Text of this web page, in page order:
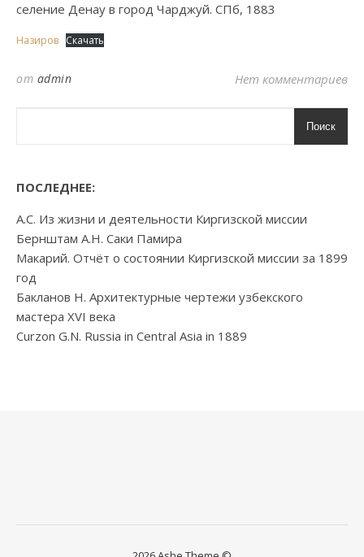
селение Денау в город Чарджуй. СПб, 1883
Назиров Скачать
от admin Нет комментариев
Поиск
ПОСЛЕДНЕЕ:
А.С. Из жизни и деятельности Киргизской миссии
Бернштам А.Н. Саки Памира
Макарий. Отчёт о состоянии Киргизской миссии за 1899
год
Бакланов Н. Архитектурные чертежи узбекского
мастера XVI века
Curzon G.N. Russia in Central Asia in 1889